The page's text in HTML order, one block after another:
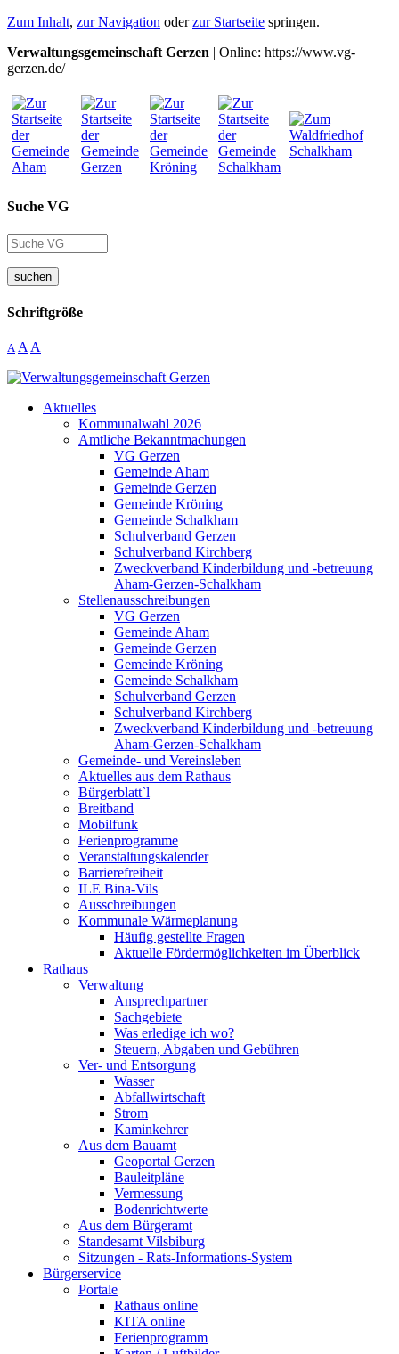
Zum Inhalt, zur Navigation oderzur Startseite springen.
Verwaltungsgemeinschaft Gerzen | Online: https://www.vg-
gerzen.de/
Suche VG
suchen
Schriftgröße
A A A
Aktuelles
Kommunalwahl 2026
Amtliche Bekanntmachungen
VG Gerzen
Gemeinde Aham
Gemeinde Gerzen
Gemeinde Kröning
Gemeinde Schalkham
Schulverband Gerzen
Schulverband Kirchberg
Zweckverband Kinderbildung und -betreuung
Aham-Gerzen-Schalkham
Stellenausschreibungen
VG Gerzen
Gemeinde Aham
Gemeinde Gerzen
Gemeinde Kröning
Gemeinde Schalkham
Schulverband Gerzen
Schulverband Kirchberg
Zweckverband Kinderbildung und -betreuung
Aham-Gerzen-Schalkham
Gemeinde- und Vereinsleben
Aktuelles aus dem Rathaus
Bürgerblatt`l
Breitband
Mobilfunk
Ferienprogramme
Veranstaltungskalender
Barrierefreiheit
ILE Bina-Vils
Ausschreibungen
Kommunale Wärmeplanung
Häufig gestellte Fragen
Aktuelle Fördermöglichkeiten im Überblick
Rathaus
Verwaltung
Ansprechpartner
Sachgebiete
Was erledige ich wo?
Steuern, Abgaben und Gebühren
Ver- und Entsorgung
Wasser
Abfallwirtschaft
Strom
Kaminkehrer
Aus dem Bauamt
Geoportal Gerzen
Bauleitpläne
Vermessung
Bodenrichtwerte
Aus dem Bürgeramt
Standesamt Vilsbiburg
Sitzungen - Rats-Informations-System
Bürgerservice
Portale
Rathaus online
KITA online
Ferienprogramm